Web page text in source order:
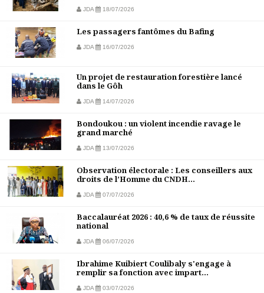
JDA 18/07/2026
Les passagers fantômes du Bafing
JDA 16/07/2026
Un projet de restauration forestière lancé
dans le Gôh
JDA 14/07/2026
Bondoukou : un violent incendie ravage le
grand marché
JDA 13/07/2026
Observation électorale : Les conseillers aux
droits de l’Homme du CNDH...
JDA 07/07/2026
Baccalauréat 2026 : 40,6 % de taux de réussite
national
JDA 06/07/2026
Ibrahime Kuibiert Coulibaly s'engage à
remplir sa fonction avec impart...
JDA 03/07/2026